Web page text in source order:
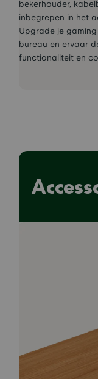
bekerhouder,
inbegrepen in het
Upgrade je
bureau en ervaar
functionaliteit en